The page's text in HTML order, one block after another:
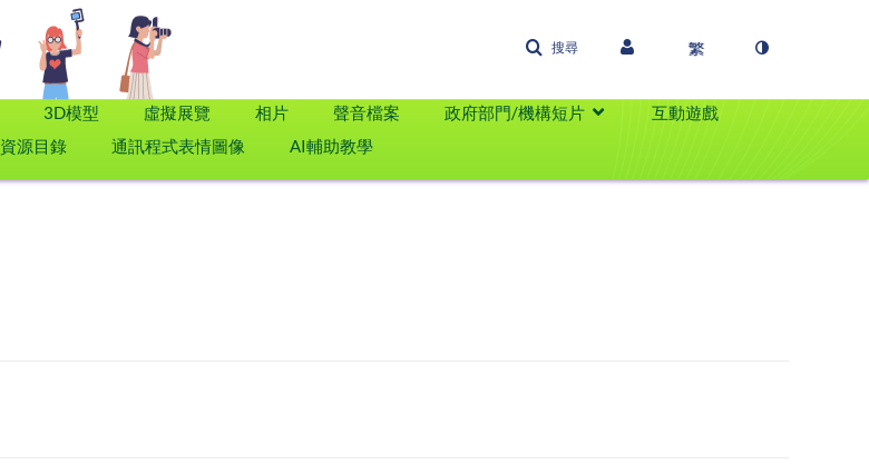
搜尋
3D模型 虛擬展覽 相片 聲音檔案 政府部門/機構短片
互動遊戲
資源目錄 通訊程式表情圖像 AI輔助教學